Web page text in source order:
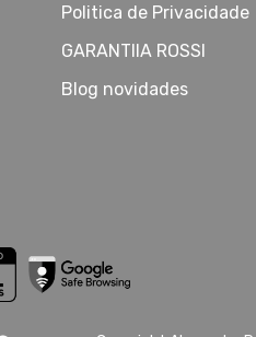
Politica de Privacidade
GARANTIIA ROSSI
Blog novidades